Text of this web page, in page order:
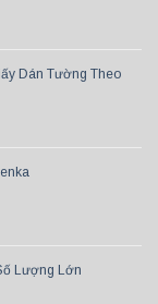
Dán Tường Theo
Lượng Lớn